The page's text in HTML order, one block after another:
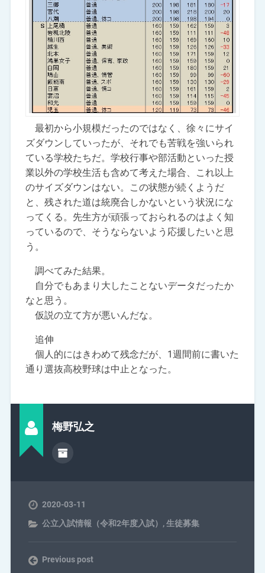
最初から小規模だったのではなく、徐々にサイ
ズダウンしていったが、それでも苦戦を強いられ
ている学校たちだ。学校行事や部活動といった授
業以外の学校生活も含めて考えた場合、これ以上
のサイズダウンはない。この状態が続くようだ
と、残された道は統廃合しかないという状況にな
ってくる。先生方が頑張っておられるのはよく知
っているので、そうならないよう応援したいと思
う。
調べてみた結果。
自分でもあまり大したことないデータだったか
なと思う。
仮説の立て方が悪いんだな。
追伸
個人的にはきわめて残念だが、1週間前に書いた
通り選抜高校野球は中止となった。
梅野弘之
2020-03-11
公立入試情報（令和2年度入試） ,生徒募集
Previous post